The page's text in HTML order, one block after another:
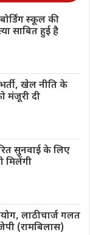
स्कूल की
साबित हुई है
खेल नीति के
मंजूरी दी
सुनवाई के लिए
मिलेंगी
लाठीचार्ज गलत
(रामबिलास)